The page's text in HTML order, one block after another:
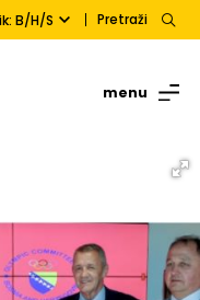
B/H/S Pretraži
menu